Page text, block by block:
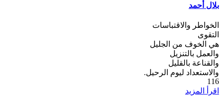
بلال أحمد
الخواطر والاقتباسات
التقوى
هي الخوف من الجليل
والعمل بالتنزيل
والقناعة بالقليل
والاستعداد ليوم الرحيل.
116
اقرأ المزيد